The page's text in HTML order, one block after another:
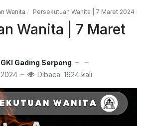
Wanita Persekutuan Wanita | 7 Maret 2024
Wanita | 7 Maret
Gading Serpong
Dibaca: 1624 kali